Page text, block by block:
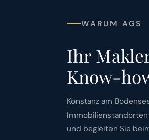
WARUM AGS
Ihr
Know-
Konstanz am
und begleiten Sie